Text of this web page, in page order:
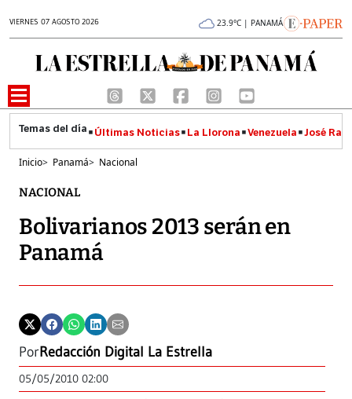
VIERNES 07 AGOSTO 2026 23.9°C | PANAMÁ
Últimas Noticias La Llorona Venezuela José
Inicio> Panamá> Nacional
NACIONAL
Bolivarianos 2013 serán en
Panamá
PorRedacción Digital La Estrella
05/05/2010 02:00